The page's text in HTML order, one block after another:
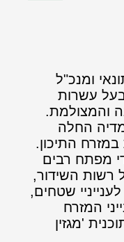
ומנכ"ל
עשרות
והמצולמת.
החלה
במזרח התיכון.
מפתח רבים
רשות השידור,
שטחים,
המזרח
'מגזין